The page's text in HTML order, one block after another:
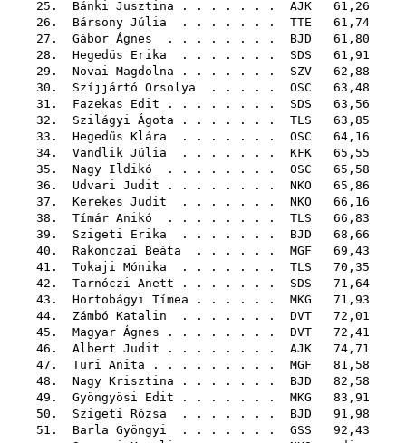
25. Bánki Jusztina . . . . . . . AJK 61,26
26. Bársony Júlia . . . . . . . TTE 61,74
27. Gábor Ágnes . . . . . . . . BJD 61,80
28. Hegedüs Erika . . . . . . . SDS 61,91
29. Novai Magdolna . . . . . . . SZV 62,88
30. Szíjjártó Orsolya . . . . . OSC 63,48
31. Fazekas Edit . . . . . . . . SDS 63,56
32. Szilágyi Ágota . . . . . . . TLS 63,85
33. Hegedűs Klára . . . . . . . OSC 64,16
34. Vandlik Júlia . . . . . . . KFK 65,55
35. Nagy Ildikó . . . . . . . . OSC 65,58
36. Udvari Judit . . . . . . . . NKO 65,86
37. Kerekes Judit . . . . . . . NKO 66,16
38. Tímár Anikó . . . . . . . . TLS 66,83
39. Szigeti Erika . . . . . . . BJD 68,66
40. Rakonczai Beáta . . . . . . MGF 69,43
41. Tokaji Mónika . . . . . . . TLS 70,35
42. Tarnóczi Anett . . . . . . . SDS 71,64
43. Hortobágyi Tímea . . . . . . MKG 71,93
44. Zámbó Katalin . . . . . . . DVT 72,01
45. Magyar Ágnes . . . . . . . . DVT 72,41
46. Albert Judit . . . . . . . . AJK 74,71
47. Turi Anita . . . . . . . . . MGF 81,58
48. Nagy Krisztina . . . . . . . BJD 82,58
49. Gyöngyösi Edit . . . . . . . MKG 83,91
50. Szigeti Rózsa . . . . . . . BJD 91,98
51. Barla Gyöngyi . . . . . . . GSS 92,43